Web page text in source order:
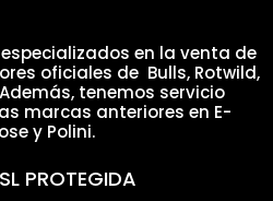
en la venta de
oficiales de Bulls, Rotwild,
tenemos servicio
marcas anteriores en E-
y Polini.
PROTEGIDA